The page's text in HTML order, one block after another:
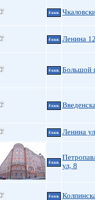
4 ккв.
4 ккв. Ленина
4 ккв. Большой
4 ккв.
4 ккв. Ленина
4 ккв.
ул, 8
4 ккв.